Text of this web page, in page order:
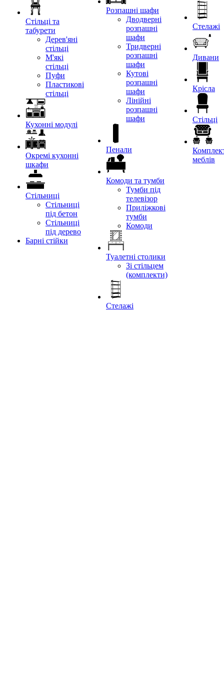
Стільці та
табурети
Дерев'яні
стільці
М'які
стільці
Пуфи
Пластикові
стільці
Кухонні модулі
Окремі кухонні
шкафи
Стільниці
Стільниці
під бетон
Стільниці
під дерево
Барні стійки
Розпашні шафи
Дводверні
розпашні
шафи
Тридверні
розпашні
шафи
Кутові
розпашні
шафи
Лінійні
розпашні
шафи
Пенали
Комоди та тумби
Тумби під
телевізор
Приліжкові
тумби
Комоди
Туалетні столики
Зі стільцем
(комплекти)
Стелажі
Стелажі
Дивани
Крісла
Стільці
меблів